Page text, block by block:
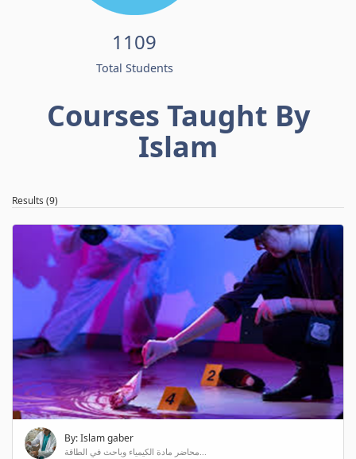
1109
Total Students
Courses Taught By
Islam
Results (9)
By: Islam gaber
محاضر مادة الكيمياء وباحث في الطاقة...